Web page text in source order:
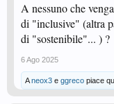
A nessuno che
di "inclusive" (altra
di "sostenibile"... ) ?
6 Ago 2025
Aneox3 e ggreco piace